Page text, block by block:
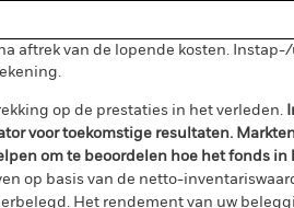
aftrek van de lopende kosten.
op de prestaties in het verleden.
voor toekomstige resultaten.
om te beoordelen hoe het fonds in
op basis van de netto-
Het rendement van uw